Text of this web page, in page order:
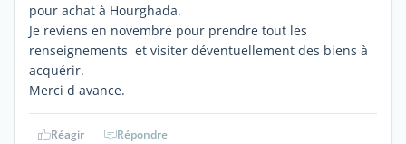
pour achat à Hourghada.
Je reviens en novembre pour prendre tout les
renseignements et visiter déventuellement des biens à
acquérir.
Merci d avance.
Réagir Répondre